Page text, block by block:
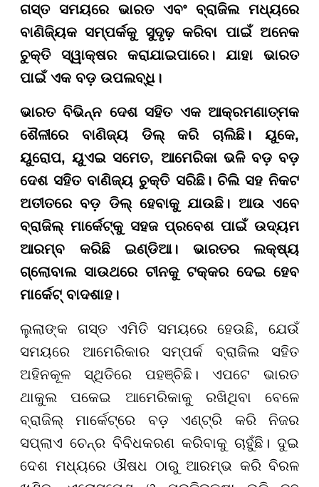
ଗସ୍ତ ସମୟରେ ଭାରତ ଏବଂ ବ୍ରାଜିଲ ମଧ୍ୟରେ
ବାଣିଜ୍ୟିକ ସମ୍ପର୍କକୁ ସୁଦୃଢ଼ କରିବା ପାଇଁ ଅନେକ
ଚୁକ୍ତି ସ୍ୱାକ୍ଷର କରାଯାଇପାରେ। ଯାହା ଭାରତ
ପାଇଁ ଏକ ବଡ଼ ଉପଲବ୍ଧି।
ଭାରତ ବିଭିନ୍ନ ଦେଶ ସହିତ ଏକ ଆକ୍ରମଣାତ୍ମକ
ଶୈଳୀରେ ବାଣିଜ୍ୟ ଡିଲ୍ କରି ଚାଲିଛି। ୟୁକେ,
ୟୁରୋପ, ୟୁଏଇ ସମେତ, ଆମେରିକା ଭଳି ବଡ଼ ବଡ଼
ଦେଶ ସହିତ ବାଣିଜ୍ୟ ଚୁକ୍ତି ସରିଛି। ଚିଲି ସହ ନିକଟ
ଅତୀତରେ ବଡ଼ ଡିଲ୍ ହେବାକୁ ଯାଉଛି। ଆଉ ଏବେ
ବ୍ରାଜିଲ୍ ମାର୍କେଟ୍କୁ ସହଜ ପ୍ରବେଶ ପାଇଁ ଉଦ୍ୟମ
ଆରମ୍ବ କରିଛି ଇଣ୍ଡିଆ। ଭାରତର ଲକ୍ଷ୍ୟ
ଗ୍ଲୋବାଲ ସାଉଥରେ ଚୀନକୁ ଟକ୍କର ଦେଇ ହେବ
ମାର୍କେଟ୍ ବାଦଶାହ।
ଲୁଲାଙ୍କ ଗସ୍ତ ଏମିତି ସମୟରେ ହେଉଛି, ଯେଉଁ
ସମୟରେ ଆମେରିକାର ସମ୍ପର୍କ ବ୍ରାଜିଲ ସହିତ
ଅହିନକୂଳ ସ୍ଥିତିରେ ପହଞ୍ଚିଛି। ଏପଟେ ଭାରତ
ଥାକୁଲ ପକେଇ ଆମେରିକାକୁ ରଖିଥିବା ବେଳେ
ବ୍ରାଜିଲ୍ ମାର୍କେଟ୍ରେ ବଡ଼ ଏଣ୍ଟ୍ରି କରି ନିଜର
ସପ୍ଲାଏ ଚେନ୍‌ର ବିବିଧକରଣ କରିବାକୁ ଚାହୁଁଛି। ଦୁଇ
ଦେଶ ମଧ୍ୟରେ ଔଷଧ ଠାରୁ ଆରମ୍ଭ କରି ବିରଳ